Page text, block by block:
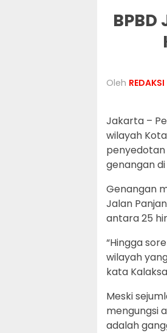
Oleh REDAKSI
Jakarta –
wilayah
genangan
Genangan
Jalan
antara 25
“Hingga
wilayah
kata
Meski
mengungsi
adalah